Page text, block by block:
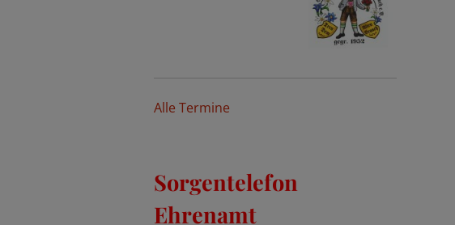
Alle Termine
Sorgentelefon
Ehrenamt